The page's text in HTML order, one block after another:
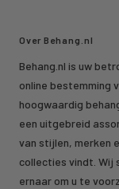
Over Behang.nl
Behang.nl is uw
online bestemming
hoogwaardig
een uitgebreid
van stijlen, merken
collecties vindt. Wij
ernaar om u te